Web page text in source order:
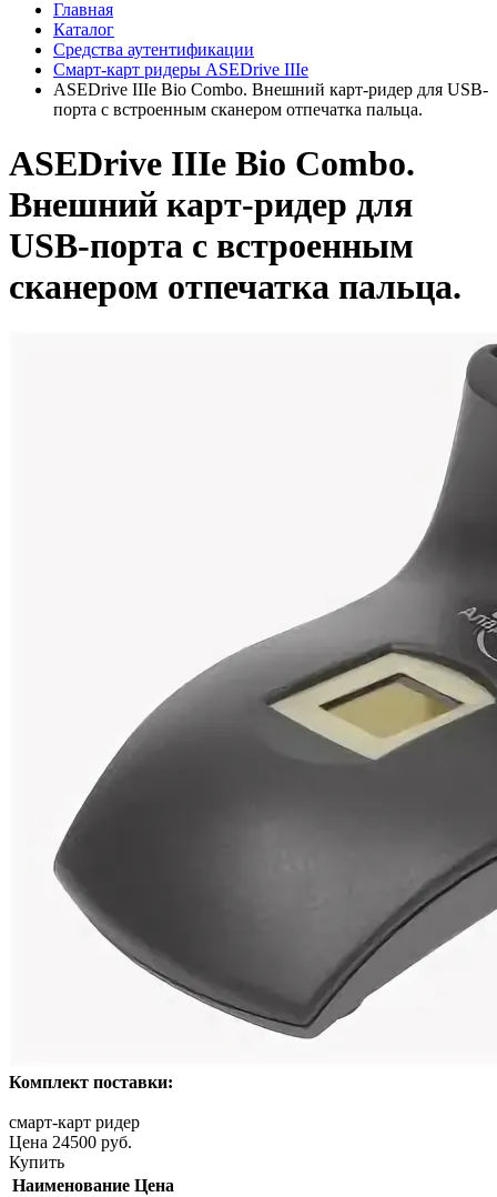
Главная
Каталог
Средства аутентификации
Смарт-карт ридеры ASEDrive IIIe
ASEDrive IIIe Bio Combo. Внешний карт-ридер для USB-
порта с встроенным сканером отпечатка пальца.
ASEDrive IIIe Bio Combo.
Внешний карт-ридер для
USB-порта с встроенным
сканером отпечатка пальца.
Комплект поставки:
смарт-карт ридер
Цена 24500 руб.
Купить
Наименование Цена